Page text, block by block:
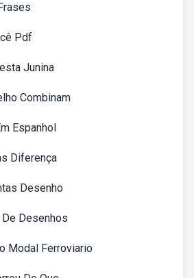
Pdf
Junina
Combinam
Espanhol
Diferença
Desenho
Desenhos
Modal Ferroviario